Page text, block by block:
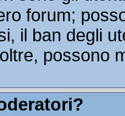
forum;
il ban degli
possono